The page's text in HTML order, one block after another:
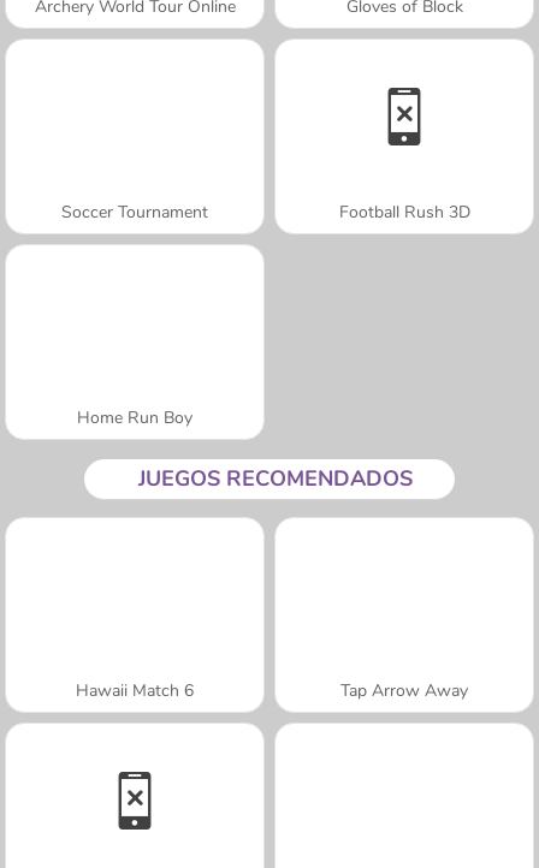
Archery World Tour Online Gloves of Block
Soccer Tournament Football Rush 3D
Home Run Boy
JUEGOS RECOMENDADOS
Hawaii Match 6 Tap Arrow Away